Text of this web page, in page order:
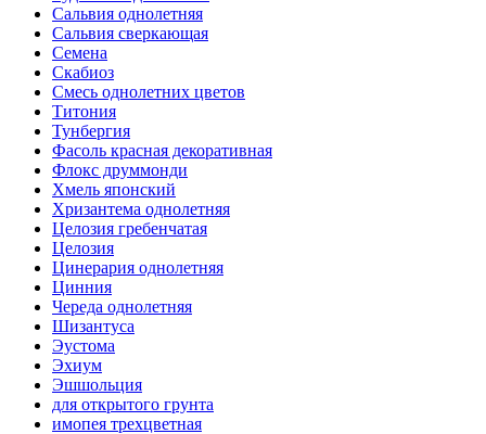
Сальвия однолетняя
Сальвия сверкающая
Семена
Скабиоз
Смесь однолетних цветов
Титония
Тунбергия
Фасоль красная декоративная
Флокс друммонди
Хмель японский
Хризантема однолетняя
Целозия гребенчатая
Целозия
Цинерария однолетняя
Цинния
Череда однолетняя
Шизантуса
Эустома
Эхиум
Эшшольция
для открытого грунта
имопея трехцветная